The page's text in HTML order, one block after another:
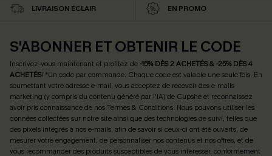
LIVRAISON ÉCLAIR EN PROMO
S'ABONNER ET OBTENIR LE CODE
Inscrivez-vous maintenant et profitez de -15% DÈS 2 ACHETÉS & -25% DÈS 4
ACHETÉS! *Un code par commande. Chaque code est valable une seule fois. En
soumettant votre adresse e-mail, vous acceptez de recevoir des e-mails
marketing (y compris du contenu généré par l'IA) de Cupshe et reconnaissez
avoir pris connaissance de nosTermes & Conditions. Nous pouvons utiliser les
données collectées sur notre site ainsi que des technologies de suivi, telles que
des pixels intégrés à nos e-mails, afin de savoir si ceux-ci ont été ouverts, de
mesurer votre engagement, de personnaliser nos contenus et nos offres, et de
vous recommander des produits susceptibles de vous intéresser, conformément